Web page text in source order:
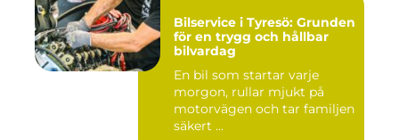
Bilservice i Tyresö: Grunden
för en trygg och hållbar
bilvardag
En bil som startar varje
morgon, rullar mjukt på
motorvägen och tar familjen
säkert ...